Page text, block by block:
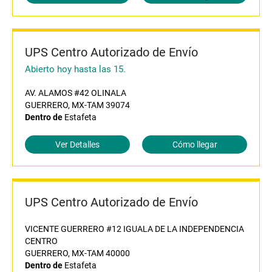
UPS Centro Autorizado de Envío
Abierto hoy hasta las 15.
AV. ALAMOS #42 OLINALA
GUERRERO, MX-TAM 39074
Dentro de Estafeta
Ver Detalles Cómo llegar
UPS Centro Autorizado de Envío
VICENTE GUERRERO #12 IGUALA DE LA INDEPENDENCIA
CENTRO
GUERRERO, MX-TAM 40000
Dentro de Estafeta